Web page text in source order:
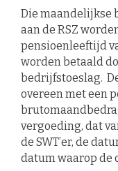
Die maandelijkse
aan de RSZ
pensioenleeftijd
worden betaald
bedrijfstoeslag.
overeen met een
vergoeding, dat
de SWT’er, de
datum waarop de